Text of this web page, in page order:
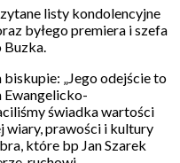
listy kondolencyjne
byłego premiera i szefa
Buzka.
biskupie: „Jego odejście to
Ewangelicko-
świadka wartości
wiary, prawości i kultury
które bp Jan Szarek